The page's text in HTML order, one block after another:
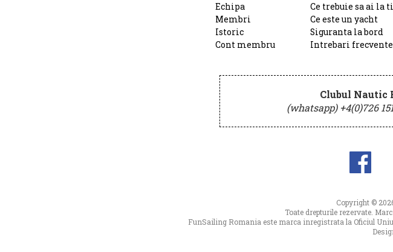
Echipa
Membri
Istoric
Cont membru
Ce trebuie sa ai la
Ce este un yacht
Siguranta la bord
Intrebari frecvente
Clubul Nautic
(whatsapp) +4(0)726
Copyright ©
Toate drepturile rezervate.
FunSailing Romania este marca inregistrata la Oficiul